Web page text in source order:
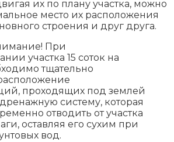
их по плану участка, можно
место их расположения
строения и друг друга.
При
участка 15 соток на
тщательно
проходящих под землей
систему, которая
отводить от участка
оставляя его сухим при
вод.